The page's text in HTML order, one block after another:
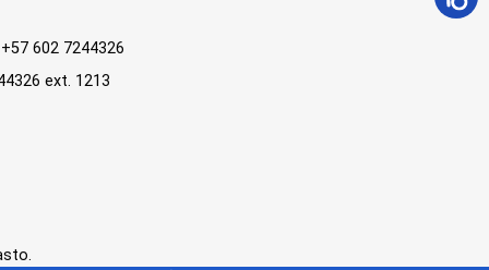
602 7244326
ext. 1213